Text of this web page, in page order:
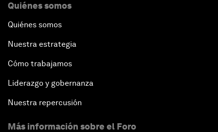
Quiénes somos
Quiénes somos
Nuestra estrategia
Cómo trabajamos
Liderazgo y gobernanza
Nuestra repercusión
Más información sobre el Foro